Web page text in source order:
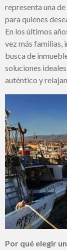
representa una
para quienes
En los últimos
vez más familias,
busca de
soluciones
auténtico y
Por qué elegir